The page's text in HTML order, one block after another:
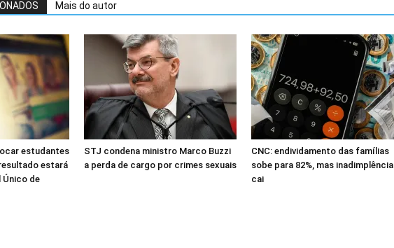
Mais do autor
estudantes
estará
Único de
STJ condena ministro Marco Buzzi
a perda de cargo por crimes sexuais
CNC: endividamento das famílias
sobe para 82%, mas inadimplência
cai